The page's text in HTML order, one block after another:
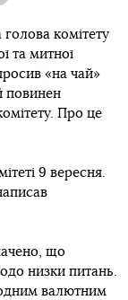
комітету
та митної
«на чай»
повинен
Про це
9 вересня.
що
низки питань.
валютним